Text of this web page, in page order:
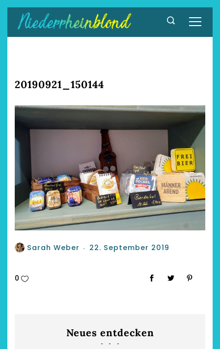
Zum
Inhalt
springen
Neues entdecken
20190921_150144
Sarah Weber 22. September 2019
0